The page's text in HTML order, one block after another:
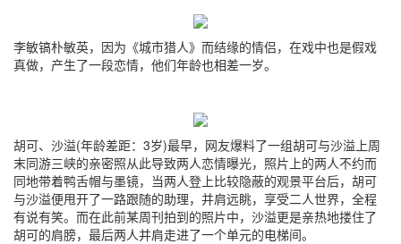
李敏镐朴敏英，因为《城市猎人》而结缘的情侣，在戏中也是假戏
真做，产生了一段恋情，他们年龄也相差一岁。
胡可、沙溢(年龄差距：3岁)最早，网友爆料了一组胡可与沙溢上周
末同游三峡的亲密照从此导致两人恋情曝光，照片上的两人不约而
同地带着鸭舌帽与墨镜，当两人登上比较隐蔽的观景平台后，胡可
与沙溢便甩开了一路跟随的助理，并肩远眺，享受二人世界，全程
有说有笑。而在此前某周刊拍到的照片中，沙溢更是亲热地搂住了
胡可的肩膀，最后两人并肩走进了一个单元的电梯间。